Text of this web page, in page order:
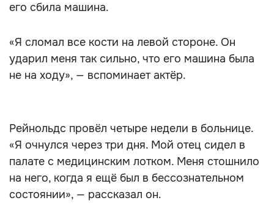
его сбила машина.
«Я сломал все кости на левой стороне. Он
ударил меня так сильно, что его машина была
не на ходу», — вспоминает актёр.
Рейнольдс провёл четыре недели в больнице.
«Я очнулся через три дня. Мой отец сидел в
палате с медицинским лотком. Меня стошнило
на него, когда я ещё был в бессознательном
состоянии», — рассказал он.